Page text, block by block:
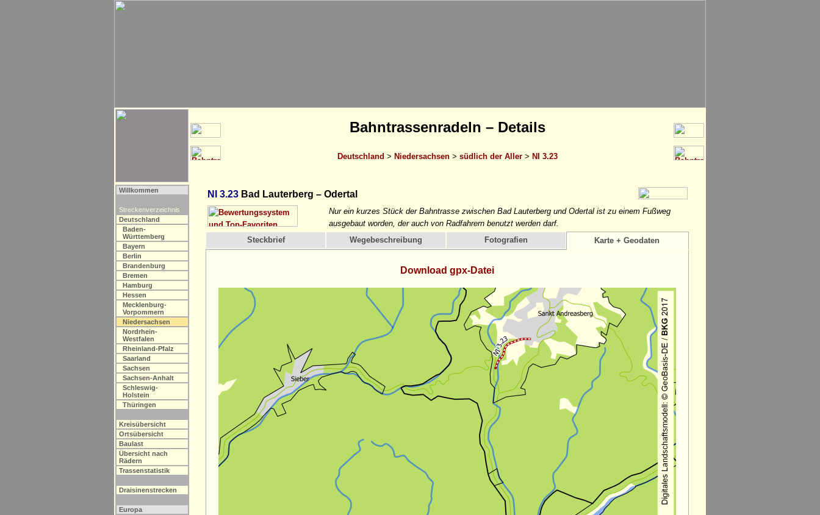
Bahntrassenradeln – Details
Deutschland > Niedersachsen> südlich der Aller> NI 3.23
Willkommen
Streckenverzeichnis
Deutschland
Baden-
Württemberg
Bayern
Berlin
Brandenburg
Bremen
Hamburg
Hessen
Mecklenburg-
Vorpommern
Niedersachsen
Nordrhein-
Westfalen
Rheinland-Pfalz
Saarland
Sachsen
Sachsen-Anhalt
Schleswig-
Holstein
Thüringen
Kreisübersicht
Ortsübersicht
Baulast
Übersicht nach
Rädern
Trassenstatistik
Draisinenstrecken
Europa
NI 3.23 Bad Lauterberg – Odertal
Nur ein kurzes Stück der Bahntrasse zwischen Bad Lauterberg und Odertal ist zu einem Fußweg
ausgebaut worden, der auch von Radfahrern benutzt werden darf.
Steckbrief
Wegebeschreibung Fotografien Karte + Geodaten
Download gpx-Datei